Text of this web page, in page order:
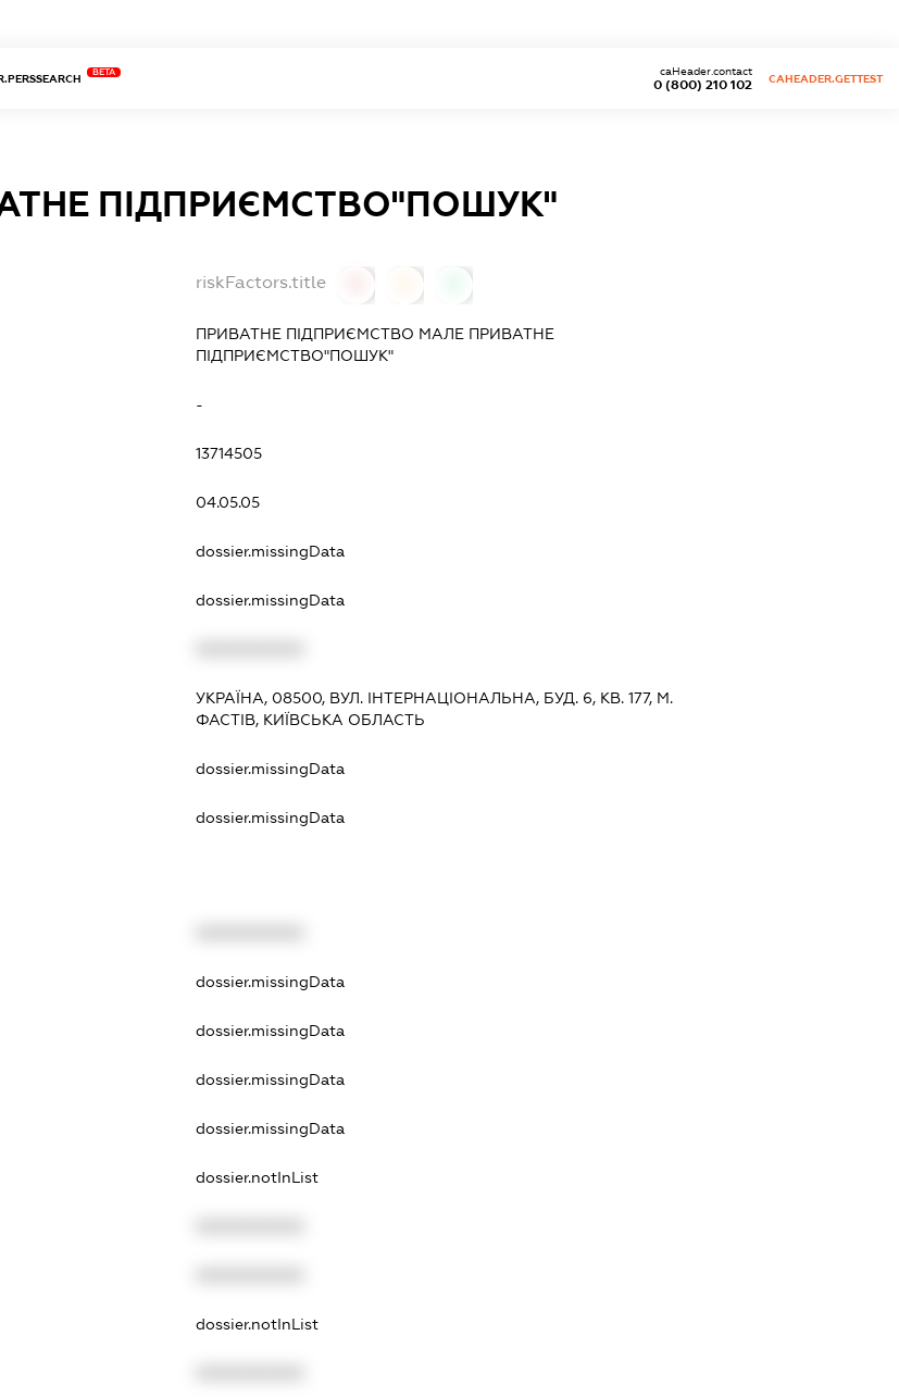
BETA
0 (800) 210 102
caHeader.contact
CAHEADER.GETTEST
ПІДПРИЄМСТВО"ПОШУК"
riskFactors.title
ПРИВАТНЕ ПІДПРИЄМСТВО МАЛЕ ПРИВАТНЕ
ПІДПРИЄМСТВО"ПОШУК"
-
13714505
04.05.05
dossier.missingData
dossier.missingData
УКРАЇНА, 08500, ВУЛ. ІНТЕРНАЦІОНАЛЬНА, БУД. 6, КВ. 177, М.
ФАСТІВ, КИЇВСЬКА ОБЛАСТЬ
dossier.missingData
dossier.missingData
dossier.missingData
dossier.missingData
dossier.missingData
dossier.missingData
dossier.notInList
dossier.notInList